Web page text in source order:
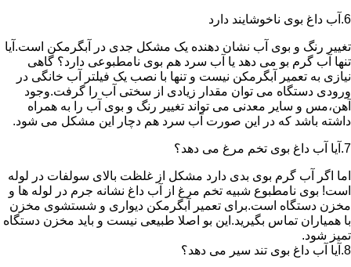
6.آب داغ بوی ناخوشایند دارد
تغییر رنگ و بوی آب نشان دهنده یک مشکل جدی در آبگرمکن است.آیا
تنها آب گرم بو می دهد یا آب سرد هم بوی نامطبوعی دارد؟ گاهی
نیازی به تعمیر آبگرمکن نیست و تنها با نصب یک فیلتر آب خانگی در
ورودی دستگاه می توان مقدار زیادی از سختی آب را گرفت.وجود
آهن،مس و سایر معدنی می تواند تغییر رنگ و بوی آب را به همراه
داشته باشد که در این صورت آب سرد هم دچار این مشکل می شود.
7.آیا آب داغ بوی تخم مرغ می دهد؟
اما اگر آب گرم بوی بدی دارد مشکل از غلظت بالای سولفات در لوله
است! بوی نامطبوع شبیه تخم مرغ از آب داغ نشانه جرم در لوله ها و
مخزن دستگاه است.برای تعمیر آبگرمکن دیواری و شستشوی مخزن
با همیاران تماس بگیرید.این بو اصلا طبیعی نیست و باید مخزن دستگاه
تمیز شود.
8.آیا آب داغ بوی تند سیر می دهد؟